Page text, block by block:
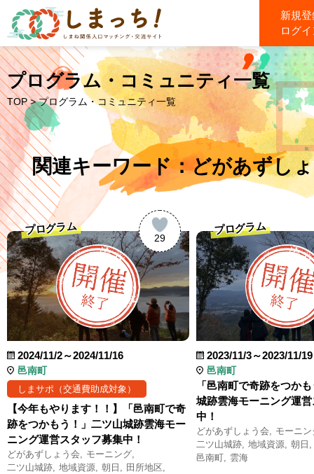
新規
ログ
プログラム・コミュニティ一覧
TOP > プログラム・コミュニティ一覧
関連キーワード：どがあずし
29
プログラム
2024/11/2～2024/11/16
邑南町
しまサポ（交通費助成対象）
【今年もやります！！】「邑南町で奇
跡をつかもう！」二ツ山城跡雲海モー
ニング運営スタッフ募集中！
どがあずしょう会
モーニング
二ツ山城跡 地域資源 朝日
田所地区
プログラム
2023/11/3～2023/11/19
邑南町
「邑南町で奇跡をつか
城跡雲海モーニング運
中！
どがあずしょう会
モーニン
二ツ山城跡
地域資源
朝日
邑南町
雲海